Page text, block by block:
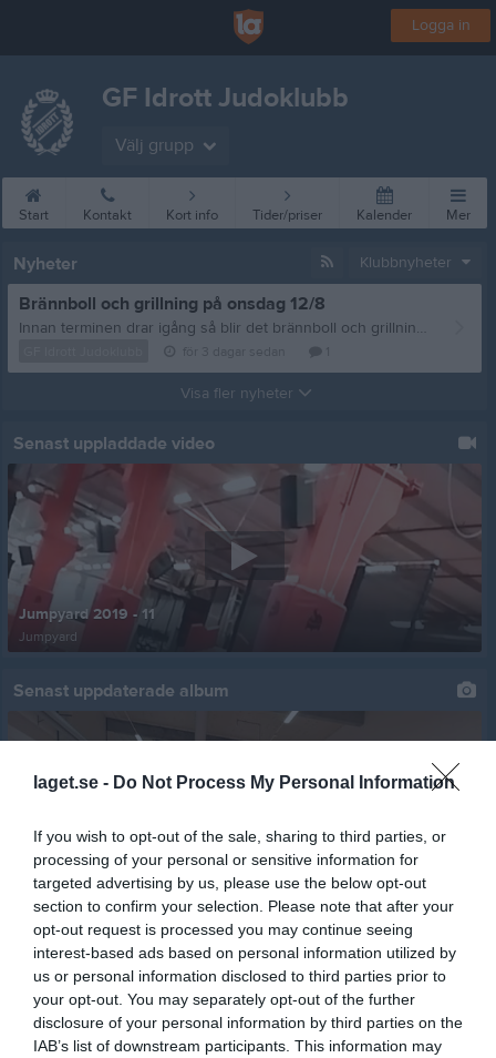
laget.se - Do Not Process My Personal Information
If you wish to opt-out of the sale, sharing to third parties, or
processing of your personal or sensitive information for
targeted advertising by us, please use the below opt-out
section to confirm your selection. Please note that after your
opt-out request is processed you may continue seeing
interest-based ads based on personal information utilized by
us or personal information disclosed to third parties prior to
your opt-out. You may separately opt-out of the further
disclosure of your personal information by third parties on the
IAB’s list of downstream participants. This information may
Logga in
GF Idrott Judoklubb
Välj grupp
Start Kontakt Kort info Tider/priser Kalender Mer
Nyheter Klubbnyheter
Brännboll och grillning på onsdag 12/8
Innan terminen drar igång så blir det brännboll och grillning, vi sammlas på onsdag 12/8 vid Storan 18:00. Frågor eller matpreferenser? Mejla: styrelsen@gfidrottjudoklubb.se /tränarna
Visa fler nyheter
Senast uppladdade video
Jumpyard 2019 - 11
Jumpyard
Senast uppdaterade album
Familjeträning 8/10-2022
6 bilder
Tidigare tävlingar Kommande tävlingar
29 maj
Senior- och ungdom
Budo Nord Cup
16 mar
Startgruppen
Skåneserien 1 Knislinge